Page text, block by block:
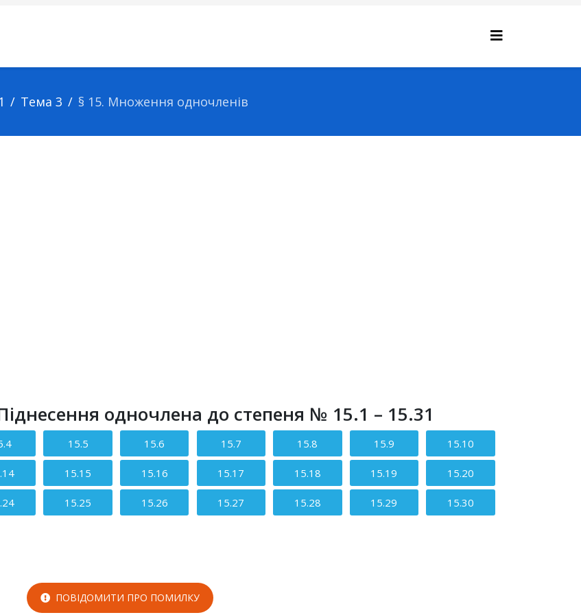
Тема 3 § 15. Множення одночленів
одночлена до степеня № 15.1 – 15.31
15.5 15.6 15.7 15.8 15.9 15.10
15.15 15.16 15.17 15.18 15.19 15.20
15.25 15.26 15.27 15.28 15.29 15.30
ПОВІДОМИТИ ПРО ПОМИЛКУ